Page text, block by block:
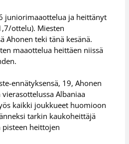
juniorimaaottelua ja heittänyt
ottelu). Miesten
Ahonen teki tänä kesänä.
maaottelua heittäen niissä
ennätyksensä, 19, Ahonen
Albaniaa
kaikki joukkueet huomioon
tarkin kaukoheittäjä
heittojen